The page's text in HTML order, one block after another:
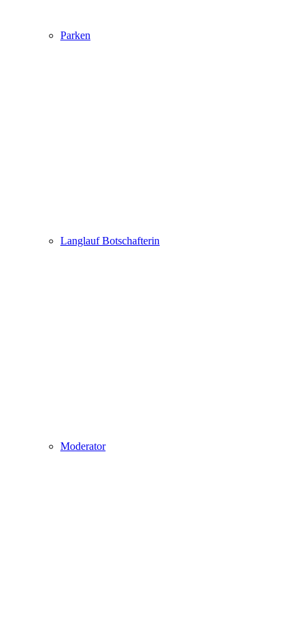
Parken
Langlauf Botschafterin
Moderator